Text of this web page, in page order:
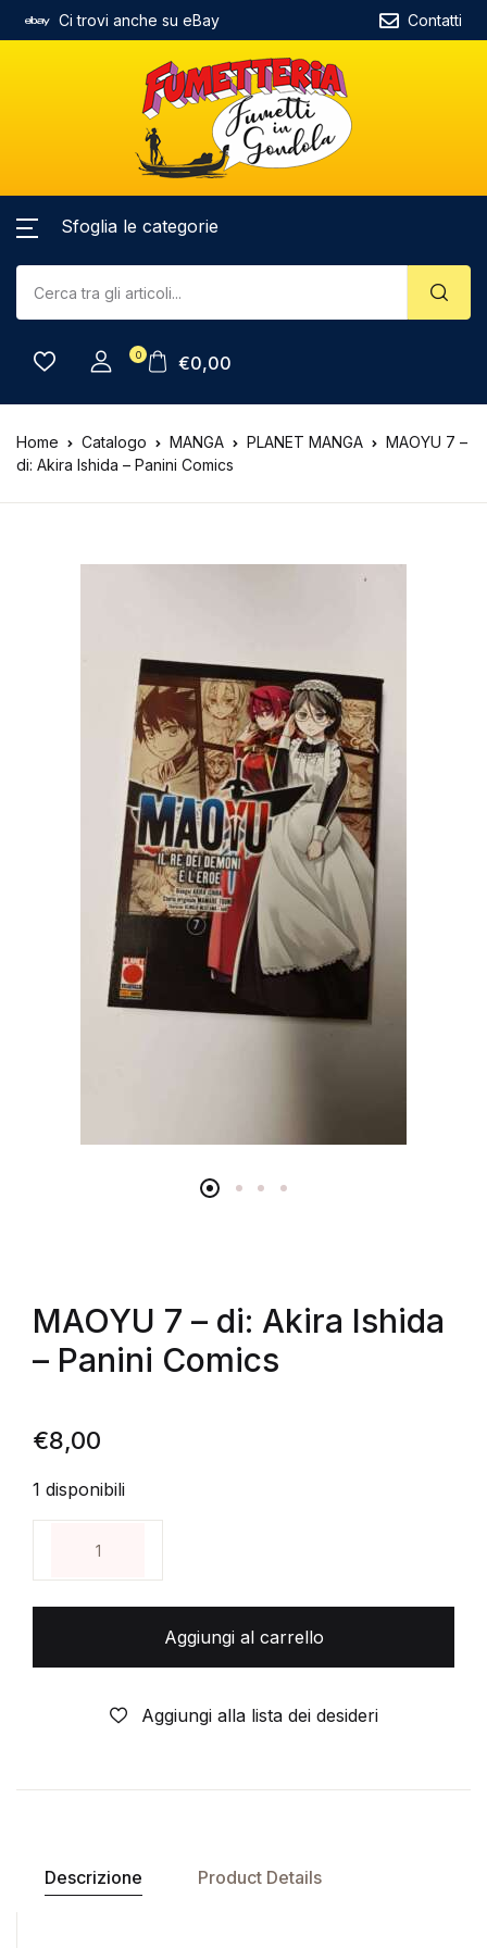
Ci trovi anche su eBay Contatti
Sfoglia le categorie
0 €0,00
Home Catalogo MANGA PLANET MANGA
MAOYU 7 –
di: Akira Ishida – Panini Comics
MAOYU 7 – di: Akira Ishida
– Panini Comics
€8,00
1 disponibili
Aggiungi al carrello
Aggiungi alla lista dei desideri
Descrizione Product Details